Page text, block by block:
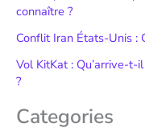
connaître ?
Conflit Iran États-Unis :
Vol KitKat : Qu’arrive-
?
Categories